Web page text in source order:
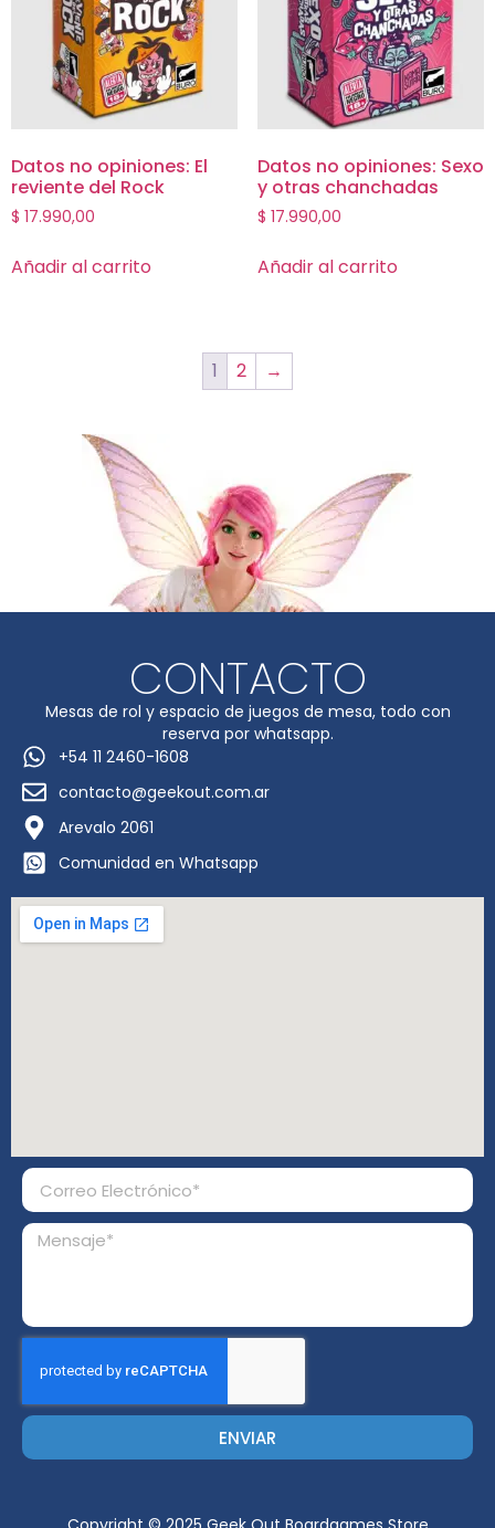
Datos no opiniones: El
reviente del Rock
$ 17.990,00
Añadir al carrito
Datos no opiniones: Sexo
y otras chanchadas
$ 17.990,00
Añadir al carrito
1 2 →
CONTACTO
Mesas de rol y espacio de juegos de mesa, todo con
reserva por whatsapp.
+54 11 2460-1608
contacto@geekout.com.ar
Arevalo 2061
Comunidad en Whatsapp
ENVIAR